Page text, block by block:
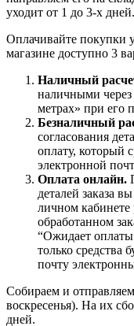
уходит от 1 до 3-х дней.
Оплачивайте покупки
магазине доступно 3
Наличный
наличными
метрах» при его
Безналичный
согласования
оплату, который
электронной
Оплата онлайн.
деталей заказа
личном кабинете
обработанном
“Ожидает
только средства
почту
Собираем и
воскресенья). На их
дней.